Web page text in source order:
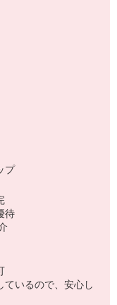
プ
待
ているので、安心し